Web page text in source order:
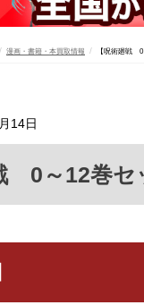
漫画・書籍・本買取情報 【呪術廻戦 0
14日
戦 0～12巻